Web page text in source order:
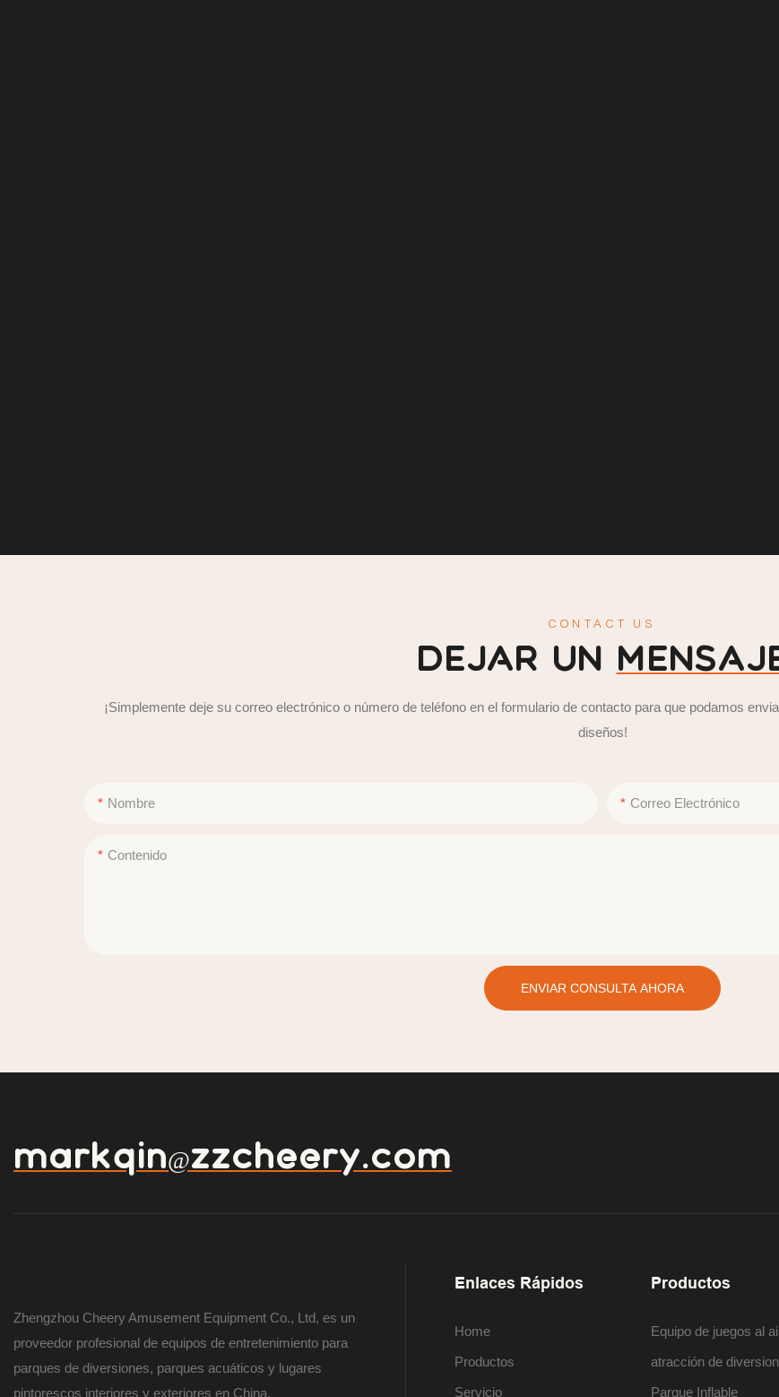
CONTACT US
DEJAR UN
¡Simplemente deje su correo electrónico o número de teléfono en el formulario de contacto para que podamos
diseños!
Nombre Correo Electrónico
Contenido
ENVIAR CONSULTA AHORA
markqin@zzcheery.com
Zhengzhou Cheery Amusement Equipment Co., Ltd, es un
proveedor profesional de equipos de entretenimiento para
parques de diversiones, parques acuáticos y lugares
pintorescos interiores y exteriores en China.
Enlaces Rápidos
Home
Productos
Servicio
Productos
Equipo de juegos al
atracción de
Parque Inflable